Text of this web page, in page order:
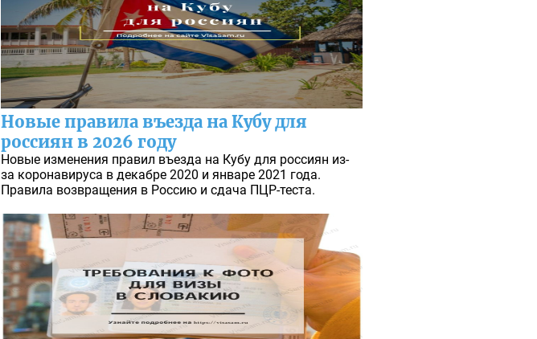
Новые правила въезда на Кубу для
россиян в 2026 году
Новые изменения правил въезда на Кубу для россиян из-
за коронавируса в декабре 2020 и январе 2021 года.
Правила возвращения в Россию и сдача ПЦР-теста.